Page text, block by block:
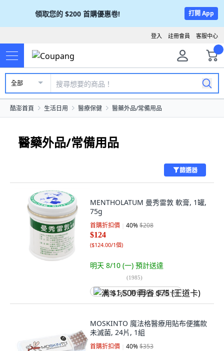
領取您的 $200 首購優惠卷! 打開 App
客服中心
註冊會員
登入
全部
酷澎首頁 生活日用 醫療保健 醫藥外品/常備用品
醫藥外品/常備用品
篩選器
MENTHOLATUM 曼秀雷敦 軟膏, 1罐,
75g
首購折扣價 40%$208
$124
($124.00/1個)
明天 8/10 (一) 預計送達
(1985)
满 $1,500 再省 $75 (王道卡)
MOSKINTO 魔法格醫療用貼布便攜款
未滅菌, 24片, 1組
首購折扣價 40%$353